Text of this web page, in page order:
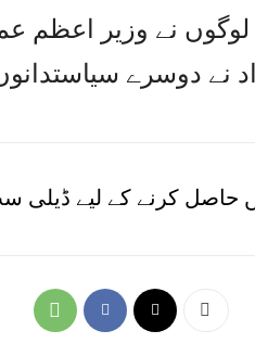
لوگوں نے وزیر
نے دوسرے
حاصل کرنے کے لیے ڈیلی